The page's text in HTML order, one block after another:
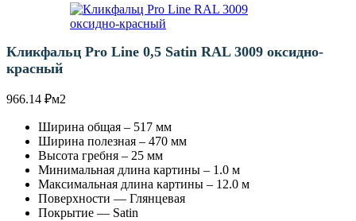
Кликфальц Pro Line 0,5 Satin RAL 3009 оксидно-
красный
966.14 ₽м2
Ширина общая – 517 мм
Ширина полезная – 470 мм
Высота гребня – 25 мм
Минимальная длина картины – 1.0 м
Максимальная длина картины – 12.0 м
Поверхности — Глянцевая
Покрытие — Satin